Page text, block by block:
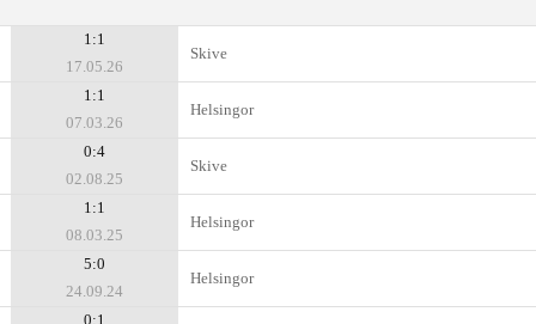
1:1
17.05.26
Skive
1:1
07.03.26
Helsingor
0:4
02.08.25
Skive
1:1
08.03.25
Helsingor
5:0
24.09.24
Helsingor
0:1